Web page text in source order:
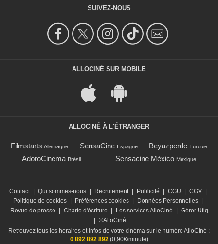
SUIVEZ-NOUS
ALLOCINÉ SUR MOBILE
ALLOCINÉ À L'ÉTRANGER
Filmstarts Allemagne SensaCine Espagne Beyazperde Turquie
AdoroCinema Brésil Sensacine México Mexique
Contact Qui sommes-nous Recrutement Publicité CGU CGV
Politique de cookies
Préférences cookies Données Personnelles
Revue de presse
Charte d'écriture Les services AlloCiné
Gérer Utiq
©AlloCiné
Retrouvez tous les horaires et infos de votre cinéma sur le numéro AlloCiné :
0 892 892 892(0,90€/minute)